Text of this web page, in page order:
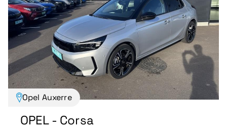
Opel Auxerre
OPEL - Corsa